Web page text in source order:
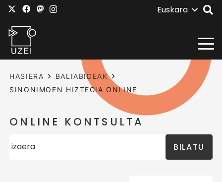
Euskara
HASIERA
BALIABIDEAK
SINONIMOEN HIZTEGIA ONLINE
ONLINE KONTSULTA
BILATU